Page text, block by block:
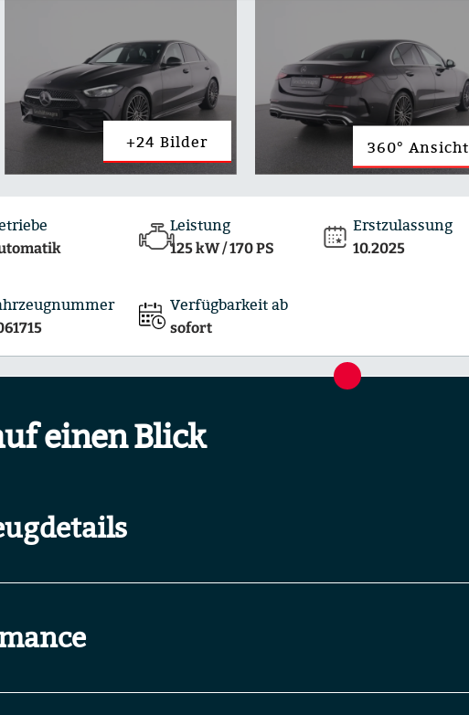
+24 Bilder 360° Ansicht
Leistung
125 kW / 170 PS
Erstzulassung
10.2025
Verfügbarkeit ab
sofort
einen Blick